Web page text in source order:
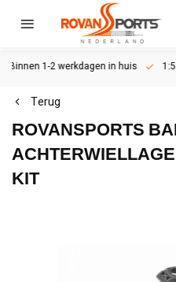
Binnen 1-2 werkdagen in huis
Terug
ROVANSPORTS
KIT